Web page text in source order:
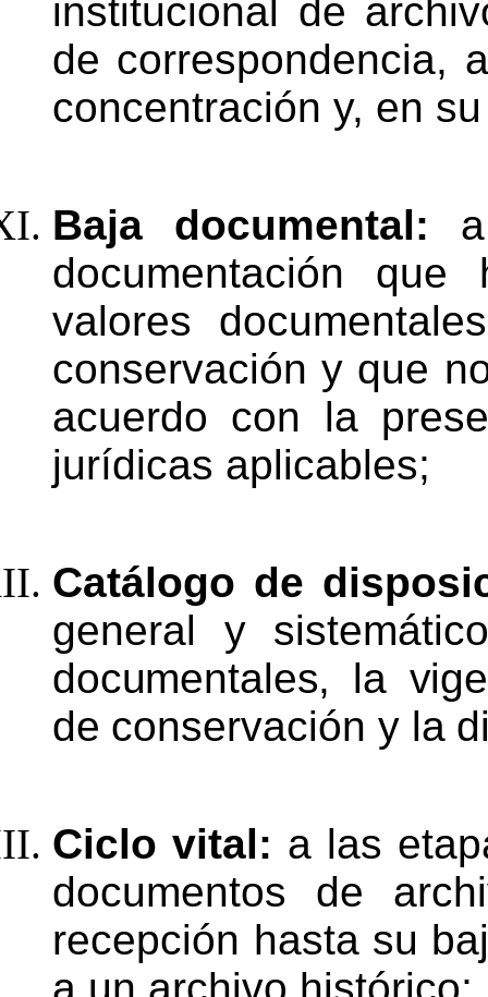
institucional de
de correspondencia,
concentración y, en
Baja documental:
documentación que
valores
conservación y que
acuerdo con la
jurídicas aplicables;
Catálogo de
general
y
sistemático
documentales,
la
de conservación y la
Ciclo vital: a las
documentos de
recepción hasta su
a un archivo histórico;